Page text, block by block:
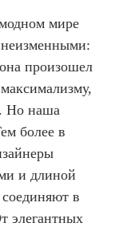
мире
произошел
Но наша
более в
и длиной
в
элегантных